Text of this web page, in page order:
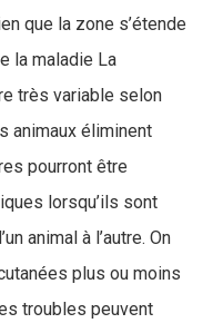
que la zone s’étende
la maladie La
très variable selon
animaux éliminent
pourront être
lorsqu’ils sont
animal à l’autre. On
plus ou moins
troubles peuvent